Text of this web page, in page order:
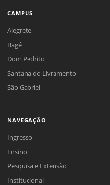
CAMPUS
Alegrete
Bagé
Dom Pedrito
Santana do Livramento
São Gabriel
NAVEGAÇÃO
Ingresso
Ensino
Pesquisa e Extensão
Institucional